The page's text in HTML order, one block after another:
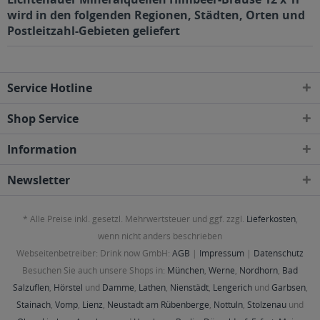
wird in den folgenden Regionen, Städten, Orten und
Postleitzahl-Gebieten geliefert
Service Hotline
Shop Service
Information
Newsletter
* Alle Preise inkl. gesetzl. Mehrwertsteuer und ggf. zzgl. Lieferkosten,
wenn nicht anders beschrieben
Webseitenbetreiber: Drink now GmbH: AGB | Impressum | Datenschutz
Besuchen Sie auch unsere Shops in: München, Werne, Nordhorn, Bad
Salzuflen, Hörstel und Damme, Lathen, Nienstädt, Lengerichund Garbsen,
Stainach, Vomp, Lienz, Neustadt am Rübenberge, Nottuln, Stolzenau und